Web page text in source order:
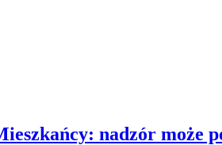
nadzór może